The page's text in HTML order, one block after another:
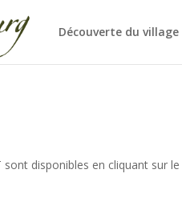
Découverte du village
disponibles en cliquant sur